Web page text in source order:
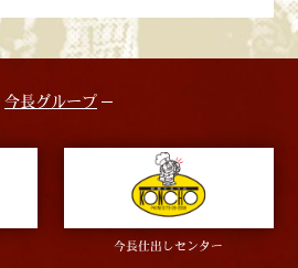
今長グループ
今長仕出しセンター